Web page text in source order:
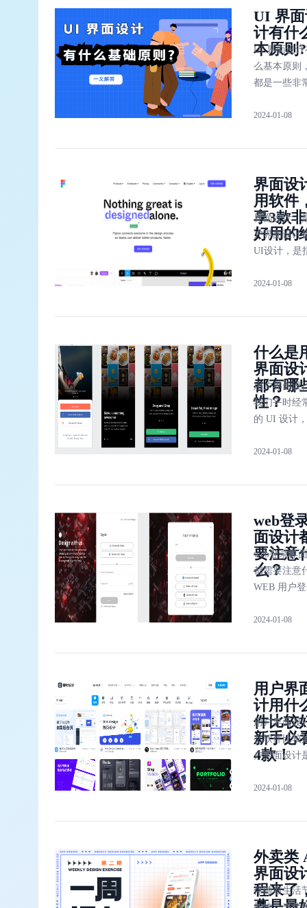
例给你，让
统界面设计
的理解。
UI 界
计有什
本原则?
UI 界面设计
么基本原则
都是一些非
计原则？简
的必要准则
久了，自己
是并没有明
结过的内容
2024-01-08
界面设
用软件
享3款
好用的
界面设计，
户界面设计
UI设计，是
作逻辑、界
常用的界面
有哪些功能
我们在文中
述。
2024-01-08
什么是
界面设
都有哪
性？
用户界面设
我们平时经
的 UI 设计
对软件进行
辑、界面问
具体告诉你
面设计都有
性和作用。
2024-01-08
web登
面设计
要注意
么？
web登录界
都需要注意
WEB 用户
立的设计内
内容，接下
家具体介绍
用户登录界
计。
2024-01-08
用户界
计用什
件比较
新手必
4款！
用户界面设
么软件比较
户界面设计
过程。它包
图标、字体
能够有效地
件或网站。
2024-01-08
外卖类
界面设
程来了
伴随着生活